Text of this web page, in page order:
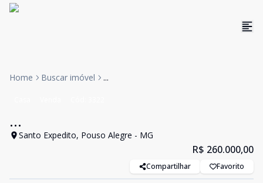
Home Buscar imóvel ...
...
Santo Expedito, Pouso Alegre - MG
R$ 260.000,00
Compartilhar Favorito